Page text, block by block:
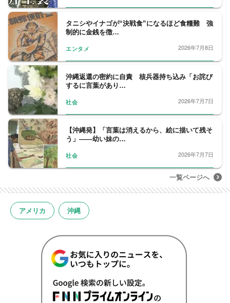
タニシやイナゴが“決戦食”になるほど食糧難 強
制的に金銭を徴…
エンタメ 2026年7月8日
沖縄返還の密約に自責 核兵器持ち込み「お詫び
するに言葉があり…
社会 2026年7月7日
【沖縄発】「言葉は消えるから、絵に描いて残そ
う」――幼い妹の…
社会 2026年7月7日
一覧ページへ
アメリカ 沖縄